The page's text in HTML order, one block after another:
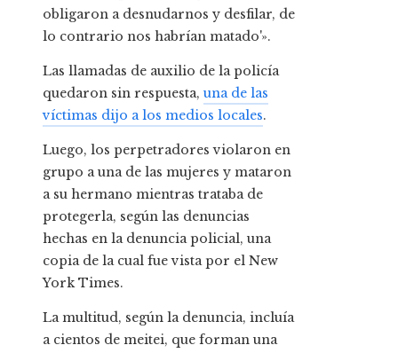
obligaron a desnudarnos y desfilar, de
lo contrario nos habrían matado'».
Las llamadas de auxilio de la policía
quedaron sin respuesta, una de las
víctimas dijo a los medios locales.
Luego, los perpetradores violaron en
grupo a una de las mujeres y mataron
a su hermano mientras trataba de
protegerla, según las denuncias
hechas en la denuncia policial, una
copia de la cual fue vista por el New
York Times.
La multitud, según la denuncia, incluía
a cientos de meitei, que forman una